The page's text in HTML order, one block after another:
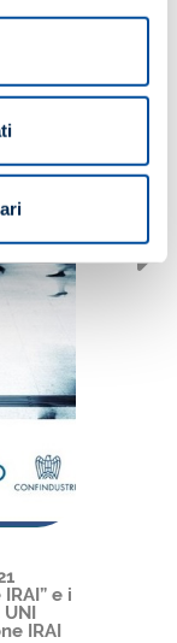
e i
IRAI